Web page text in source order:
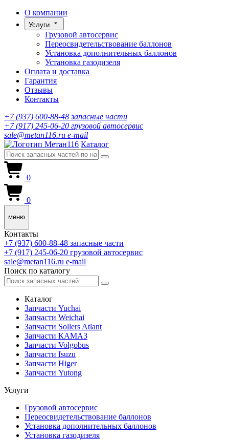
О компании
Услуги
Грузовой автосервис
Переосвидетельствование баллонов
Установка дополнительных баллонов
Установка газодизеля
Оплата и доставка
Гарантия
Отзывы
Контакты
+7 (937) 600-88-48запасные части
+7 (917) 245-06-20 грузовой автосервис
sale@metan116.ru e-mail
Каталог
0
0
меню
Контакты
+7 (937) 600-88-48 запасные части
+7 (917) 245-06-20 грузовой автосервис
sale@metan116.ru e-mail
Поиск по каталогу
Каталог
Запчасти Yuchai
Запчасти Weichai
Запчасти Sollers Atlant
Запчасти КАМАЗ
Запчасти Volgobus
Запчасти Isuzu
Запчасти Higer
Запчасти Yutong
Услуги
Грузовой автосервис
Переосвидетельствование баллонов
Установка дополнительных баллонов
Установка газодизеля